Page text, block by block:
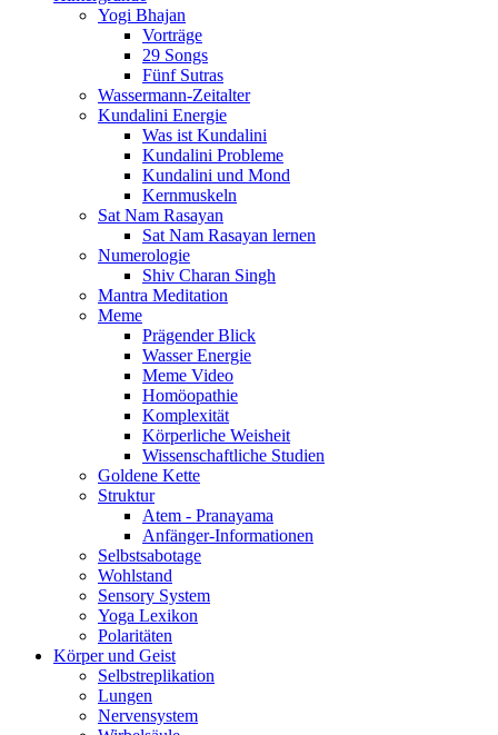
Yogi Bhajan
Vorträge
29 Songs
Fünf Sutras
Wassermann-Zeitalter
Kundalini Energie
Was ist Kundalini
Kundalini Probleme
Kundalini und Mond
Kernmuskeln
Sat Nam Rasayan
Sat Nam Rasayan lernen
Numerologie
Shiv Charan Singh
Mantra Meditation
Meme
Prägender Blick
Wasser Energie
Meme Video
Homöopathie
Komplexität
Körperliche Weisheit
Wissenschaftliche Studien
Goldene Kette
Struktur
Atem - Pranayama
Anfänger-Informationen
Selbstsabotage
Wohlstand
Sensory System
Yoga Lexikon
Polaritäten
Körper und Geist
Selbstreplikation
Lungen
Nervensystem